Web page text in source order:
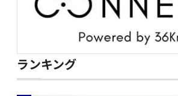
ランキング